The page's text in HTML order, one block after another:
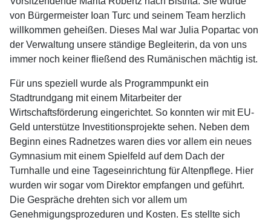
von Bürgermeister Ioan Turc und seinem Team herzlich
willkommen geheißen. Dieses Mal war Julia Popartac von
der Verwaltung unsere ständige Begleiterin, da von uns
immer noch keiner fließend des Rumänischen mächtig ist.
Für uns speziell wurde als Programmpunkt ein
Stadtrundgang mit einem Mitarbeiter der
Wirtschaftsförderung eingerichtet. So konnten wir mit EU-
Geld unterstütze Investitionsprojekte sehen. Neben dem
Beginn eines Radnetzes waren dies vor allem ein neues
Gymnasium mit einem Spielfeld auf dem Dach der
Turnhalle und eine Tageseinrichtung für Altenpflege. Hier
wurden wir sogar vom Direktor empfangen und geführt.
Die Gespräche drehten sich vor allem um
Genehmigungsprozeduren und Kosten. Es stellte sich